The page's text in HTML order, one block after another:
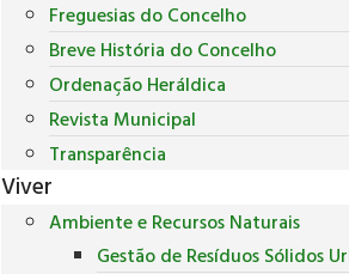
Freguesias do Concelho
Breve História do Concelho
Ordenação Heráldica
Revista Municipal
Transparência
Viver
Ambiente e Recursos Naturais
Gestão de Resíduos Sólidos